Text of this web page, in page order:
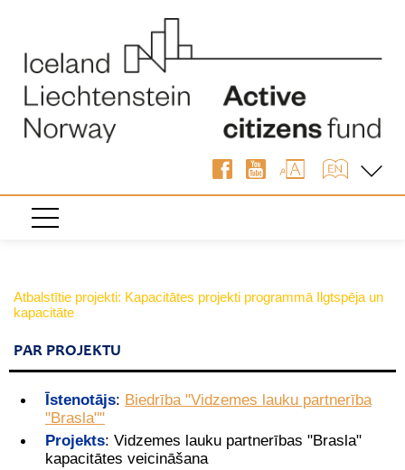
Atbalstītie projekti: Kapacitātes projekti programmā Ilgtspēja un
kapacitāte
PAR PROJEKTU
Īstenotājs: Biedrība "Vidzemes lauku partnerība
"Brasla""
Projekts: Vidzemes lauku partnerības "Brasla"
kapacitātes veicināšana